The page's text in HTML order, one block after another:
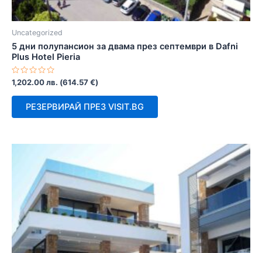
Uncategorized
5 дни полупансион за двама през септември в Dafni
Plus Hotel Pieria
Оценено
с
0
1,202.00лв. (614.57€)
РЕЗЕРВИРАЙ ПРЕЗ VISIT.BG